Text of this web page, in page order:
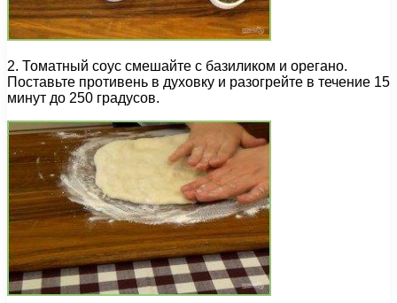
2. Томатный соус смешайте с базиликом и орегано.
Поставьте противень в духовку и разогрейте в течение 15
минут до 250 градусов.